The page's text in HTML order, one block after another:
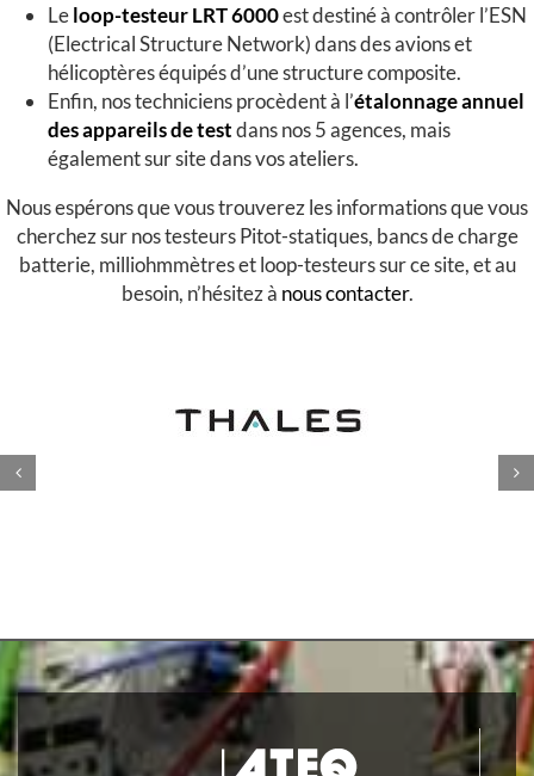
Leloop-testeur LRT 6000est destiné à contrôler l’ESN
(Electrical Structure Network) dans des avions et
hélicoptères équipés d’une structure composite.
Enfin, nos techniciens procèdent à l’étalonnage annuel
des appareils de testdans nos 5 agences, mais
également sur site dans vos ateliers.
Nous espérons que vous trouverez les informations que vous
cherchez sur nos testeurs Pitot-statiques, bancs de charge
batterie, milliohmmètres et loop-testeurs sur ce site, et au
besoin, n’hésitez à nous contacter.